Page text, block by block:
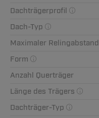
Dachträgerprofil
Dach-Typ
Maximaler Relingabstand
Form
Anzahl Querträger
Länge des Trägers
Dachträger-Typ